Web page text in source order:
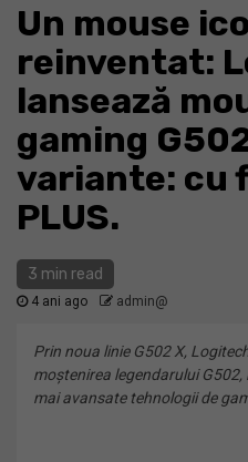
Un mouse
reinventat:
lansează
gaming
variante: cu
PLUS.
3 min read
4 ani ago admin@
Prin noua linie G502 X,
moștenirea legendarului
mai avansate tehnologii de